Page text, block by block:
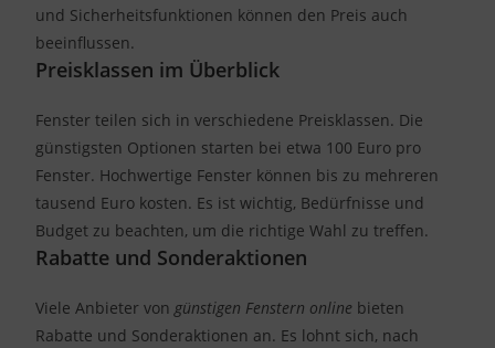
und Sicherheitsfunktionen können den Preis auch
beeinflussen.
Preisklassen im Überblick
Fenster teilen sich in verschiedene Preisklassen. Die
günstigsten Optionen starten bei etwa 100 Euro pro
Fenster. Hochwertige Fenster können bis zu mehreren
tausend Euro kosten. Es ist wichtig, Bedürfnisse und
Budget zu beachten, um die richtige Wahl zu treffen.
Rabatte und Sonderaktionen
Viele Anbieter vongünstigen Fenstern online bieten
Rabatte und Sonderaktionen an. Es lohnt sich, nach